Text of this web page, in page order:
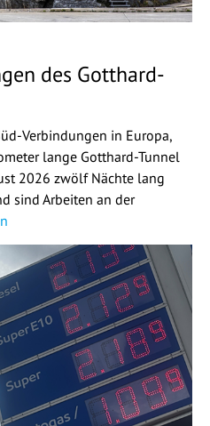
des Gotthard-
Verbindungen in Europa,
lange Gotthard-Tunnel
2026 zwölf Nächte lang
sind Arbeiten an der